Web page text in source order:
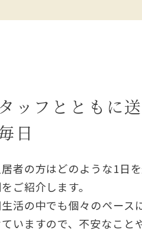
ッフとともに
日
者の方はどのような1日
ご紹介します。
活の中でも個々のペース
いますので、不安なこと